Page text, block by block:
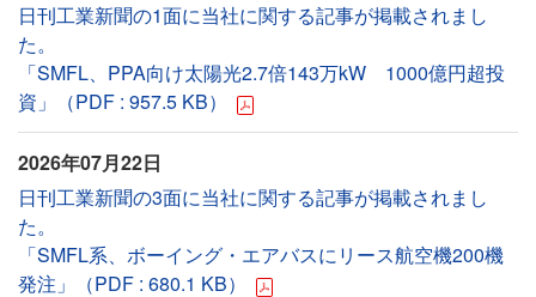
日刊工業新聞の1面に当社に関する記事が掲載されまし
た。
「SMFL、PPA向け太陽光2.7倍143万kW 1000億円超投
資」（PDF : 957.5 KB）
2026年07月22日
日刊工業新聞の3面に当社に関する記事が掲載されまし
た。
「SMFL系、ボーイング・エアバスにリース航空機200機
発注」（PDF : 680.1 KB）